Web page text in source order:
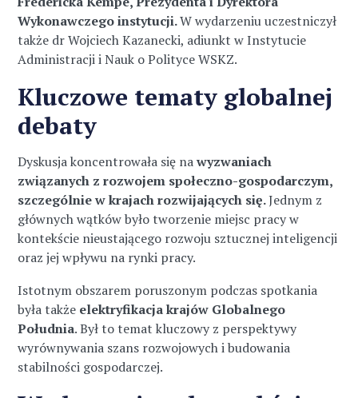
Wykonawczego instytucji.W wydarzeniu uczestniczył
także dr Wojciech Kazanecki, adiunkt w Instytucie
Administracji i Nauk o Polityce WSKZ.
Kluczowe tematy globalnej
debaty
Dyskusja koncentrowała się nawyzwaniach
związanych z rozwojem społeczno-gospodarczym,
szczególnie w krajach rozwijających się.Jednym z
głównych wątków było tworzenie miejsc pracy w
kontekście nieustającego rozwoju sztucznej inteligencji
oraz jej wpływu na rynki pracy.
Istotnym obszarem poruszonym podczas spotkania
była także elektryfikacja krajów Globalnego
Południa. Był to temat kluczowy z perspektywy
wyrównywania szans rozwojowych i budowania
stabilności gospodarczej.